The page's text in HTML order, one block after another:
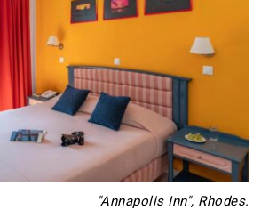
"Annapolis Inn", Rhodes.